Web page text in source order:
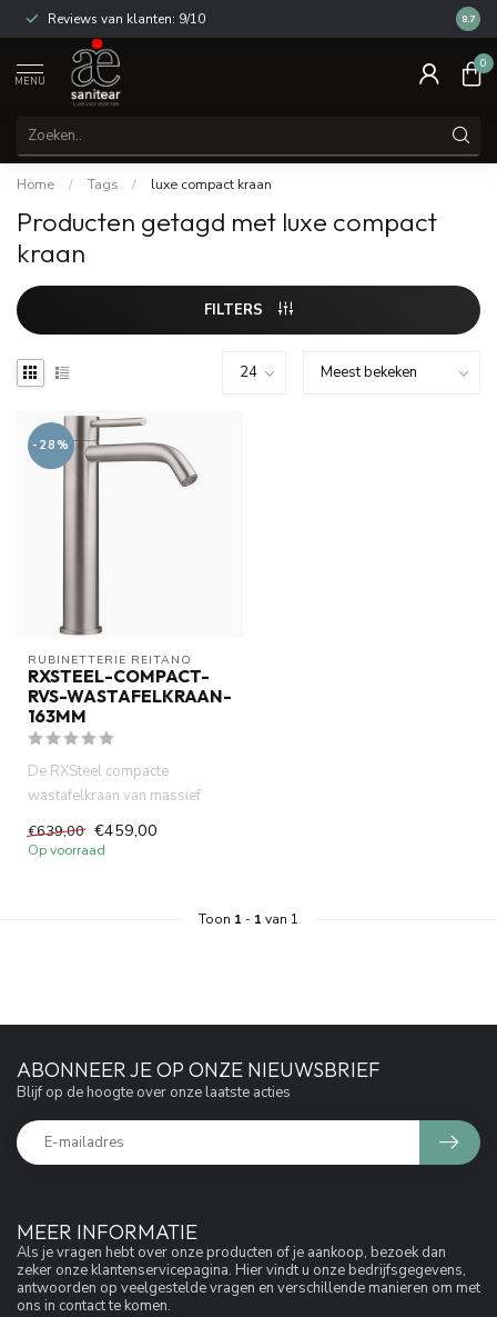
Reviews van klanten: 9/10 14
8.7
MENU
0
Home / Tags / luxe compact kraan
Producten getagd met luxe compact
kraan
FILTERS
-28%
RUBINETTERIE REITANO
RXSTEEL-COMPACT-
RVS-WASTAFELKRAAN-
163MM
De RXSteel compacte
wastafelkraan van massief
RVS 316 combineert
minimalistisch ...
€639,00 €459,00
Op voorraad
Toon 1 - 1 van 1
MEER INFORMATIE
Als je vragen hebt over onze producten of je aankoop, bezoek dan
zeker onze klantenservicepagina. Hier vindt u onze bedrijfsgegevens,
antwoorden op veelgestelde vragen en verschillende manieren om met
ons in contact te komen.
ABONNEER JE OP ONZE NIEUWSBRIEF
Blijf op de hoogte over onze laatste acties